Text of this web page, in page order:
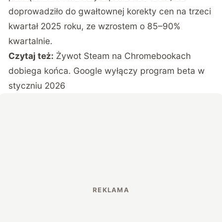
doprowadziło do gwałtownej korekty cen na trzeci
kwartał 2025 roku, ze wzrostem o 85–90%
kwartalnie.
Czytaj też: Żywot Steam na Chromebookach
dobiega końca. Google wyłączy program beta w
styczniu 2026